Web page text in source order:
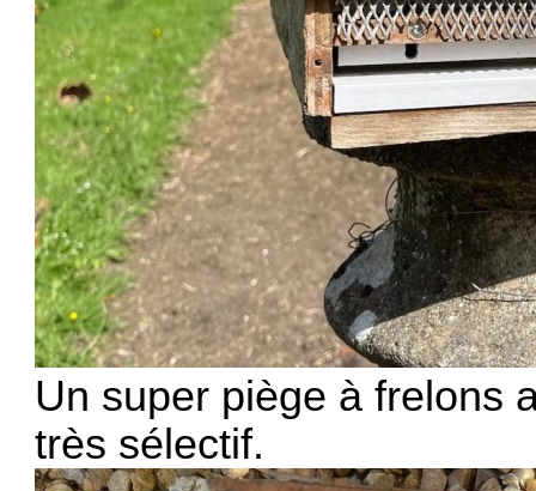
Un super piège à frelons
très sélectif.